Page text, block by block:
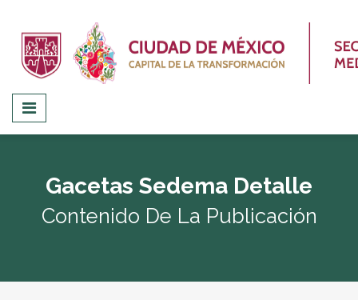
Gacetas Sedema Detalle
Contenido De La Publicación